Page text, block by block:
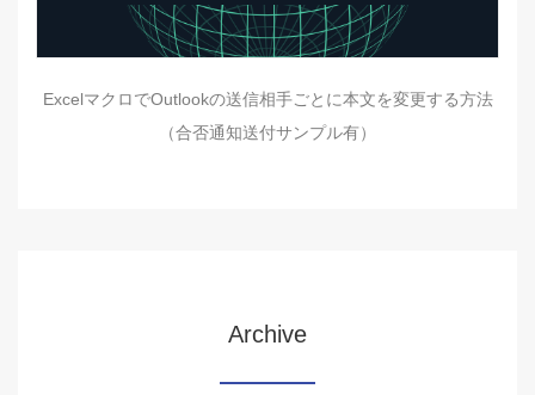
ExcelマクロでOutlookの送信相手ごとに本文を変更する方法
（合否通知送付サンプル有）
Archive